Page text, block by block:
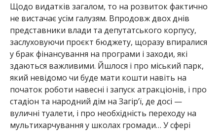
Щодо видатків загалом, то на розвиток фактично
не вистачає усім галузям. Впродовж двох днів
представники влади та депутатського корпусу,
заслуховуючи проєкт бюджету, щоразу впиралися
у брак фінансування на програми і заходи, які
здаються важливими. Йшлося і про міський парк,
який невідомо чи буде мати кошти навіть на
початок роботи навесні і запуск атракціонів, і про
стадіон та народний дім на Загір’ї, де досі —
вуличні туалети, і про необхідність переходу на
мультихарчування у школах громади… У сфері